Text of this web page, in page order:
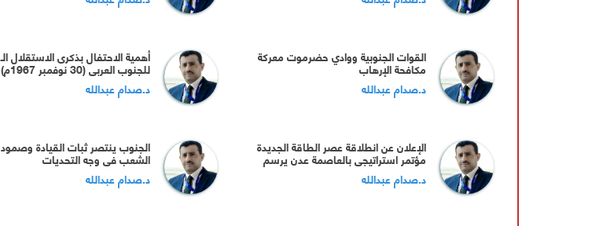
القوات الجنوبية ووادي حضرموت معركة
مكافحة الإرهاب
د.صدام عبدالله
للجنوب العربي (30 نوفمبر 1967م)
د.صدام عبدالله
‏الإعلان عن انطلاقة عصر الطاقة الجديدة
مؤتمر استراتيجي بالعاصمة عدن يرسم
خريطة 2035
د.صدام عبدالله
الجنوب ينتصر ثبات القيادة وصمود
الشعب في وجه التحديات
د.صدام عبدالله